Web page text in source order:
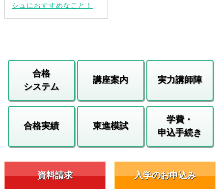
シュにおすすめなこと！
合格
システム
講座案内 実力講師陣
合格実績 東進模試
学費・
申込手続き
資料請求 入学のお申込み